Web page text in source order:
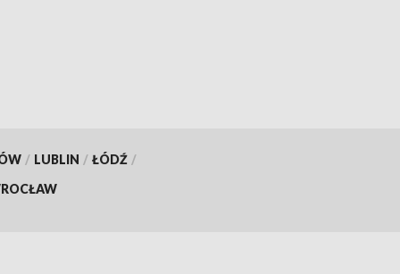
/ LUBLIN / ŁÓDŹ /